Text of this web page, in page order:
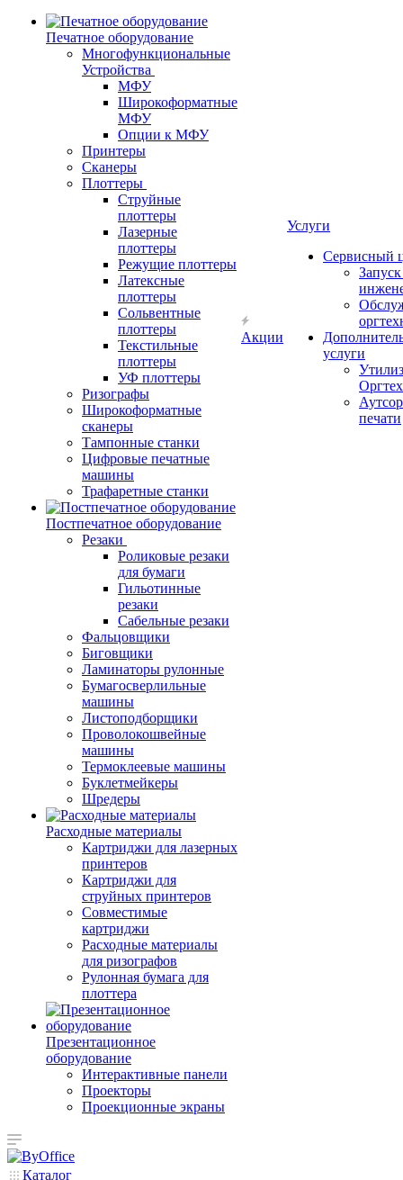
Печатное оборудование
Многофункциональные
Устройства
МФУ
Широкоформатные
МФУ
Опции к МФУ
Принтеры
Сканеры
Плоттеры
Струйные
плоттеры
Лазерные
плоттеры
Режущие плоттеры
Латексные
плоттеры
Сольвентные
плоттеры
Текстильные
плоттеры
УФ плоттеры
Ризографы
Широкоформатные
сканеры
Тампонные станки
Цифровые печатные
машины
Трафаретные станки
Постпечатное оборудование
Резаки
Роликовые резаки
для бумаги
Гильотинные
резаки
Сабельные резаки
Фальцовщики
Биговщики
Ламинаторы рулонные
Бумагосверлильные
машины
Листоподборщики
Проволокошвейные
машины
Термоклеевые машины
Буклетмейкеры
Шредеры
Расходные материалы
Картриджи для лазерных
принтеров
Картриджи для
струйных принтеров
Совместимые
картриджи
Расходные материалы
для ризографов
Рулонная бумага для
плоттера
Презентационное
оборудование
Интерактивные панели
Проекторы
Проекционные экраны
Акции
Услуги
Сервисный
услуги
печати
Каталог